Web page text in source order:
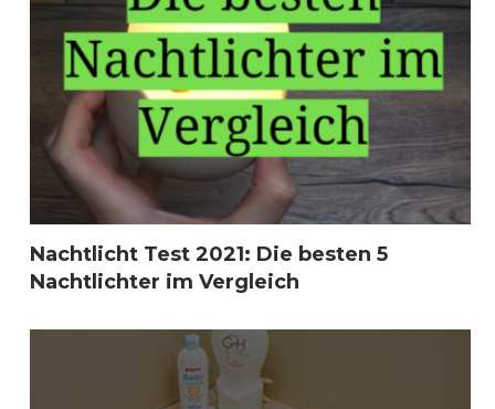
Nachtlicht Test 2021: Die besten 5
Nachtlichter im Vergleich